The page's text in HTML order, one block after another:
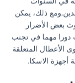
ذلك، يمكن
بعض الأضرار
دورا مهما في تجنب
الأعطال المتعلقة
أجهزة الاسكا.